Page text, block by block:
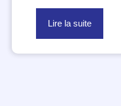
Lire la suite